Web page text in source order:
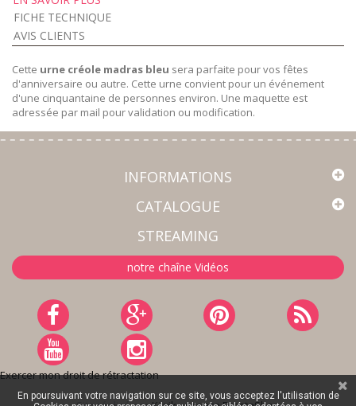
FICHE TECHNIQUE
AVIS CLIENTS
Cette urne créole madras bleu sera parfaite pour vos fêtes
d'anniversaire ou autre. Cette urne convient pour un événement
d'une cinquantaine de personnes environ. Une maquette est
adressée par mail pour validation ou modification.
INFORMATIONS
CATALOGUE
STREAMING
notre chaîne Vidéos
Exercer mon droit de rétractation
En poursuivant votre navigation sur ce site, vous acceptez l'utilisation de